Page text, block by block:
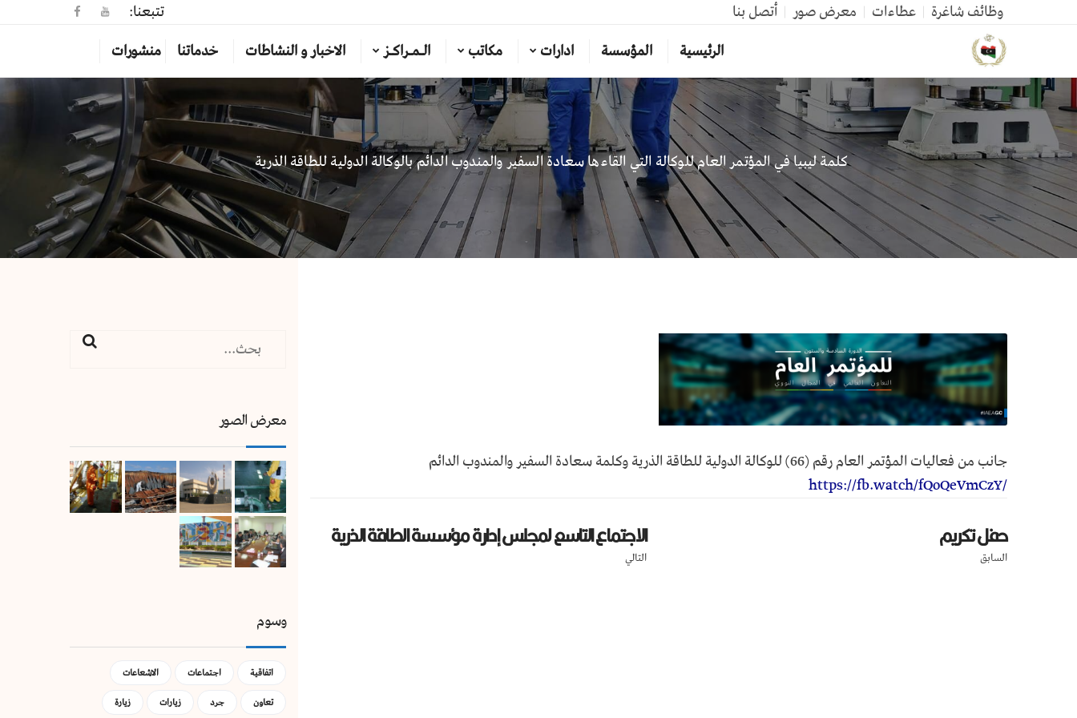
وظائف شاغرة عطاءات معرض صور أتصل بنا
تتبعنا:
الرئيسية
المؤسسة ادارات مكاتب الـمـراكـز الاخبار و النشاطات خدماتنا منشورات
كلمة ليبيا في المؤتمر العام للوكالة التي القاءها سعادة السفير والمندوب الدائم بالوكالة الدولية للطاقة الذرية
جانب من فعاليات المؤتمر العام رقم (66) للوكالة الدولية للطاقة الذرية وكلمة سعادة السفير والمندوب الدائم
https://fb.watch/fQoQeVmCzY/
حفل تكريم
السابق
الاجتماع التاسع لمجلس إدارة مؤسسة الطاقة الذرية
التالي
معرض الصور
وسوم
اتفاقية اجتماعات
الاشعاعات
تعاون
جرد زيارات زيارة